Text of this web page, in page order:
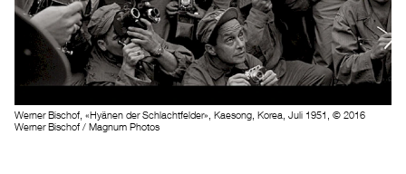
Werner Bischof, «Hyänen der Schlachtfelder», Kaesong, Korea, Juli 1951, © 2016
Werner Bischof / Magnum Photos